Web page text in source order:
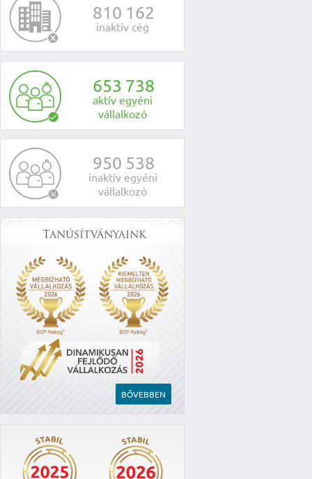
810 162
inaktív cég
653 738
aktív egyéni
vállalkozó
950 538
inaktív egyéni
vállalkozó
Tanúsítványaink
BŐVEBBEN